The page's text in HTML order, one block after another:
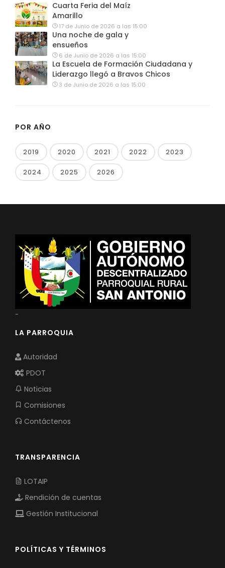
Cuarta Feria del Maíz
Amarillo
17 de Junio de 2026 a las 15:00
Una noche de gala y
ensueños
6 de Junio de 2026 a las 15:00
La Escuela de Formación Ciudadana y
Liderazgo llegó a Bravos Chicos
3 de Junio de 2026 a las 15:00
POR AÑO
2019 2020 2021 2022 2023
2024 2025 2026
-
LA PARROQUIA
Autoridad
PDOT
Noticias
Comisiones
Contáctenos
TRANSPARENCIA
LOTAIP
Rendición de cuentas
Gestión Institucional
POLÍTICAS Y TÉRMINOS